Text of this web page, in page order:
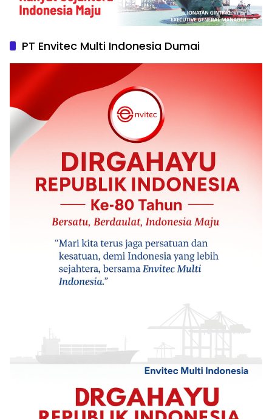
PT Envitec Multi Indonesia Dumai